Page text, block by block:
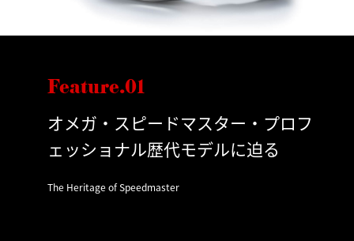
Feature.01
オメガ・スピードマスター・プロフ
ェッショナル歴代モデルに迫る
The Heritage of Speedmaster